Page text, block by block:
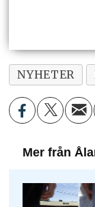
NYHETER